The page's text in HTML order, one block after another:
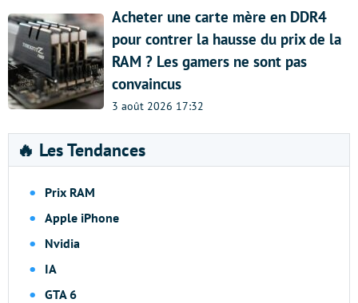
Acheter une carte mère en DDR4
pour contrer la hausse du prix de la
RAM ? Les gamers ne sont pas
convaincus
3 août 2026 17:32
🔥 Les Tendances
Prix RAM
Apple iPhone
Nvidia
IA
GTA 6